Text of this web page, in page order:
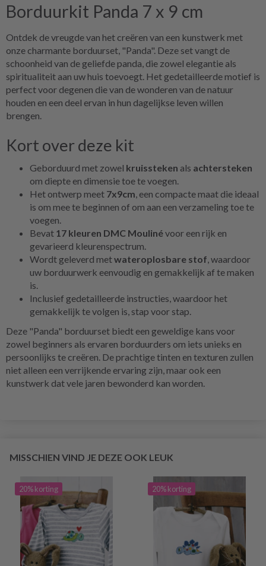
Borduurkit Panda 7 x 9 cm
Ontdek de vreugde van het creëren van een kunstwerk met
onze charmante borduurset, "Panda". Deze set vangt de
schoonheid van de geliefde panda, die zowel elegantie als
spiritualiteit aan uw huis toevoegt. Het gedetailleerde motief is
perfect voor degenen die van de wonderen van de natuur
houden en een deel ervan in hun dagelijkse leven willen
brengen.
Kort over deze kit
Geborduurd met zowel kruissteken als achtersteken
om diepte en dimensie toe te voegen.
Het ontwerp meet 7x9cm , een compacte maat die ideaal
is om mee te beginnen of om aan een verzameling toe te
voegen.
Bevat 17 kleuren DMC Moulinévoor een rijk en
gevarieerd kleurenspectrum.
Wordt geleverd metwateroplosbare stof , waardoor
uw borduurwerk eenvoudig en gemakkelijk af te maken
is.
Inclusief gedetailleerde instructies, waardoor het
gemakkelijk te volgen is, stap voor stap.
Deze "Panda" borduurset biedt een geweldige kans voor
zowel beginners als ervaren borduurders om iets unieks en
persoonlijks te creëren. De prachtige tinten en texturen zullen
niet alleen een verrijkende ervaring zijn, maar ook een
kunstwerk dat vele jaren bewonderd kan worden.
MISSCHIEN VIND JE DEZE OOK LEUK
20% korting 20% korting